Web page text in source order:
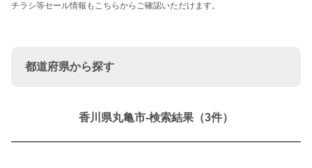
チラシ等セール情報もこちらからご確認いただけます。
都道府県から探す
香川県丸亀市-検索結果（3件）